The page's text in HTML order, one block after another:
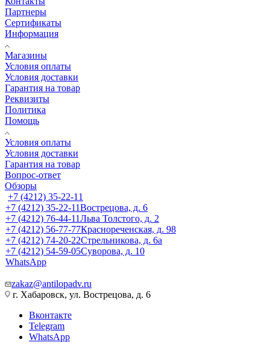
Партнеры
Сертификаты
Информация
Магазины
Условия оплаты
Условия доставки
Гарантия на товар
Реквизиты
Политика
Помощь
Условия оплаты
Условия доставки
Гарантия на товар
Вопрос-ответ
Обзоры
+7 (4212) 35-22-11
+7 (4212) 35-22-11Вострецова, д. 6
+7 (4212) 76-44-11Льва Толстого, д. 2
+7 (4212) 56-77-77Краснореченская, д. 98
+7 (4212) 74-20-22Стрельникова, д. 6а
+7 (4212) 54-59-05Суворова, д. 10
WhatsApp
zakaz@antilopadv.ru
г. Хабаровск, ул. Вострецова, д. 6
Вконтакте
Telegram
WhatsApp